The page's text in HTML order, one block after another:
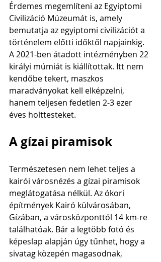
Érdemes megemlíteni az Egyiptomi
Civilizáció Múzeumát is, amely
bemutatja az egyiptomi civilizációt a
történelem előtti időktől napjainkig.
A 2021-ben átadott intézményben 22
királyi múmiát is kiállítottak. Itt nem
kendőbe tekert, maszkos
maradványokat kell elképzelni,
hanem teljesen fedetlen 2-3 ezer
éves holttesteket.
A gízai piramisok
Természetesen nem lehet teljes a
kairói városnézés a gízai piramisok
meglátogatása nélkül. Az ókori
építmények Kairó külvárosában,
Gízában, a városközponttól 14 km-re
találhatóak. Bár a legtöbb fotó és
képeslap alapján úgy tűnhet, hogy a
sivatag közepén magasodnak,